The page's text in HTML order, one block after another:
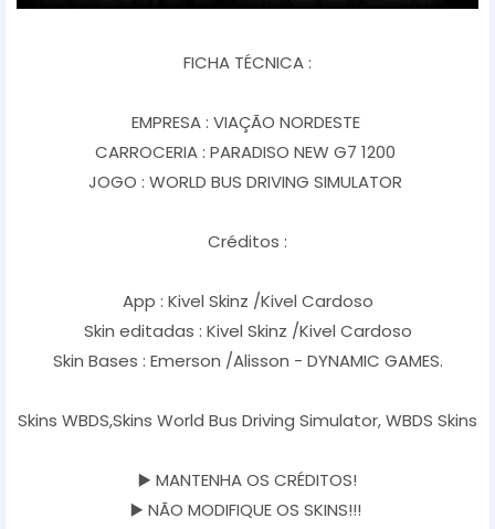
FICHA TÉCNICA :
EMPRESA : VIAÇÃO NORDESTE
CARROCERIA : PARADISO NEW G7 1200
JOGO : WORLD BUS DRIVING SIMULATOR
Créditos :
App : Kivel Skinz /Kivel Cardoso
Skin editadas : Kivel Skinz /Kivel Cardoso
Skin Bases : Emerson /Alisson - DYNAMIC GAMES.
Skins WBDS,Skins World Bus Driving Simulator, WBDS Skins
▶️ MANTENHA OS CRÉDITOS!
▶️ NÃO MODIFIQUE OS SKINS!!!